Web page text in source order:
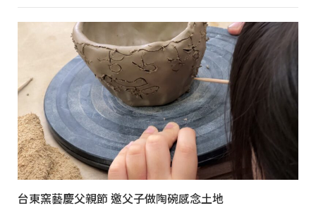
台東窯藝慶父親節 邀父子做陶碗感念土地